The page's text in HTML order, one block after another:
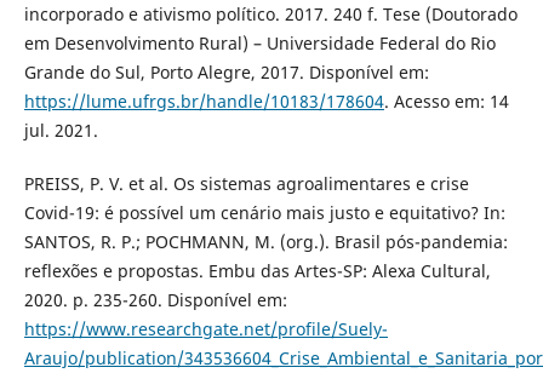
incorporado e ativismo político. 2017. 240 f. Tese (Doutorado
em Desenvolvimento Rural) – Universidade Federal do Rio
Grande do Sul, Porto Alegre, 2017. Disponível em:
https://lume.ufrgs.br/handle/10183/178604. Acesso em: 14
jul. 2021.
PREISS, P. V. et al. Os sistemas agroalimentares e crise
Covid-19: é possível um cenário mais justo e equitativo? In:
SANTOS, R. P.; POCHMANN, M. (org.). Brasil pós-pandemia:
reflexões e propostas. Embu das Artes-SP: Alexa Cultural,
2020. p. 235-260. Disponível em:
https://www.researchgate.net/profile/Suely-
Araujo/publication/